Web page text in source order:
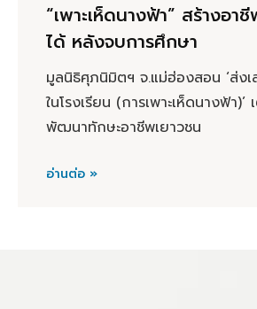
“เพาะเห็ดนางฟ้า” สร้างอา
ได้ หลังจบการศึกษา
มูลนิธิศุภนิมิตฯ จ.แม่ฮ่องสอน ‘ส่งเ
ในโรงเรียน (การเพาะเห็ดนางฟ้า
พัฒนาทักษะอาชีพเยาวชน
อ่านต่อ »